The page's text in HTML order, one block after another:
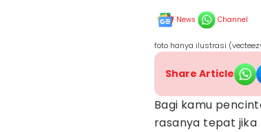
News Channel
foto hanya ilustrasi
Share Article
Bagi kamu
rasanya tepat jika